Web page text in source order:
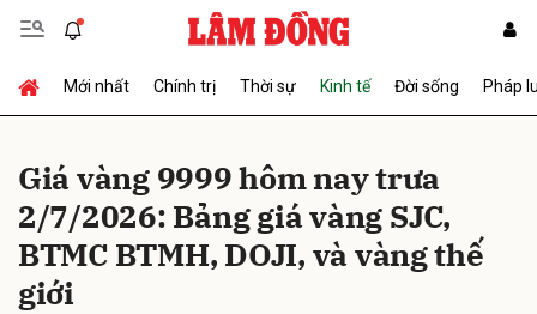
Mới nhất Chính trị Thời sự Kinh tế Đời sống Pháp
Giá vàng 9999 hôm nay trưa
2/7/2026: Bảng giá vàng SJC,
BTMC BTMH, DOJI, và vàng thế
giới
Gửi bình luận